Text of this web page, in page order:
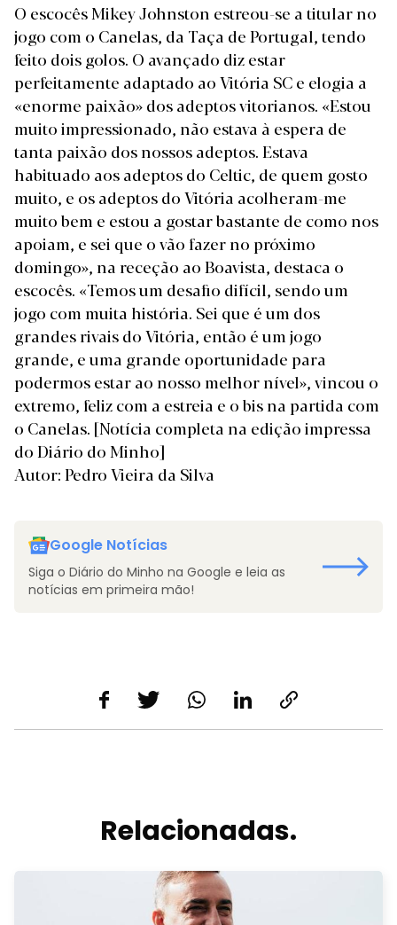
O escocês Mikey Johnston estreou-se a titular no
jogo com o Canelas, da Taça de Portugal, tendo
feito dois golos. O avançado diz estar
perfeitamente adaptado ao Vitória SC e elogia a
«enorme paixão» dos adeptos vitorianos. «Estou
muito impressionado, não estava à espera de
tanta paixão dos nossos adeptos. Estava
habituado aos adeptos do Celtic, de quem gosto
muito, e os adeptos do Vitória acolheram-me
muito bem e estou a gostar bastante de como nos
apoiam, e sei que o vão fazer no próximo
domingo», na receção ao Boavista, destaca o
escocês. «Temos um desafio difícil, sendo um
jogo com muita história. Sei que é um dos
grandes rivais do Vitória, então é um jogo
grande, e uma grande oportunidade para
podermos estar ao nosso melhor nível», vincou o
extremo, feliz com a estreia e o bis na partida com
o Canelas. [Notícia completa na edição impressa
do Diário do Minho]
Autor: Pedro Vieira da Silva
Google Notícias
Siga o Diário do Minho na Google e leia as
notícias em primeira mão!
Relacionadas.